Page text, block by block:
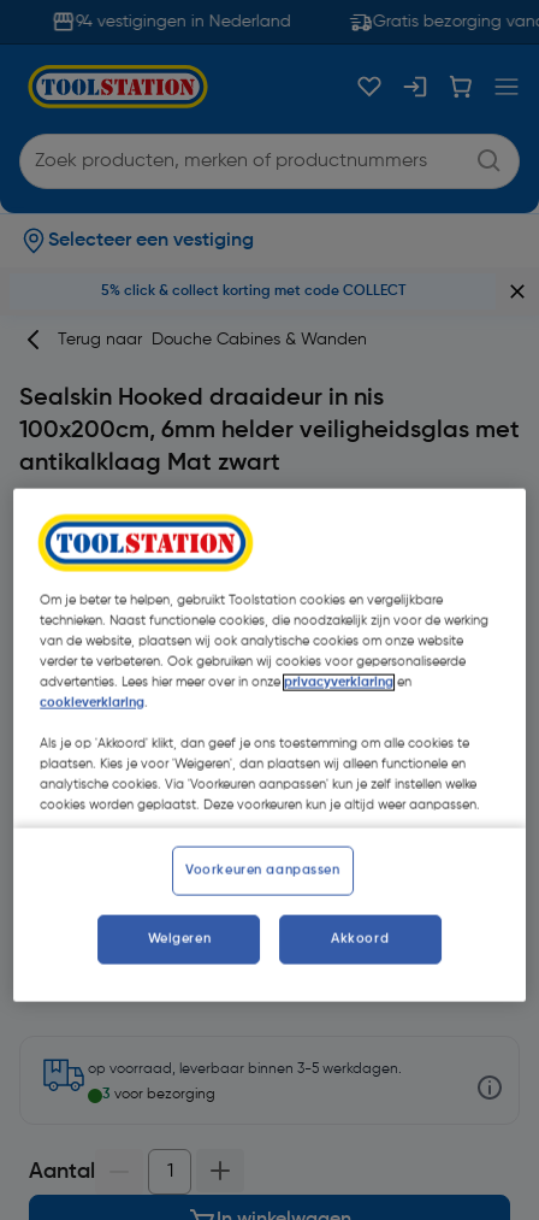
94 vestigingen in Nederland Gratis bezorging
Selecteer een vestiging
5% click & collect korting met code COLLECT
Terug naar Douche Cabines & Wanden
Sealskin Hooked draaideur in nis
100x200cm, 6mm helder veiligheidsglas met
antikalklaag Mat zwart
op voorraad, leverbaar binnen 3-5 werkdagen.
3 voor bezorging
Aantal
Om je beter te helpen, gebruikt Toolstation cookies en vergelijkbare
technieken. Naast functionele cookies, die noodzakelijk zijn voor de werking
van de website, plaatsen wij ook analytische cookies om onze website
verder te verbeteren. Ook gebruiken wij cookies voor gepersonaliseerde
advertenties. Lees hier meer over in onzeprivacyverklaring en
cookieverklaring.
Als je op 'Akkoord' klikt, dan geef je ons toestemming om alle cookies te
plaatsen. Kies je voor 'Weigeren', dan plaatsen wij alleen functionele en
analytische cookies. Via 'Voorkeuren aanpassen' kun je zelf instellen welke
cookies worden geplaatst. Deze voorkeuren kun je altijd weer aanpassen.
Voorkeuren aanpassen
Weigeren Akkoord